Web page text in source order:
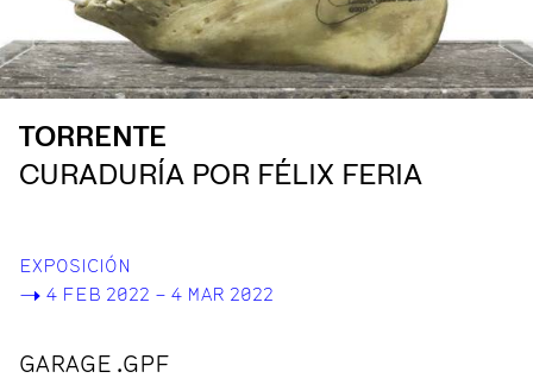
TORRENTE
CURADURÍA POR FÉLIX FERIA
EXPOSICIÓN
-> 4 FEB 2022 – 4 MAR 2022
GARAGE .GPF